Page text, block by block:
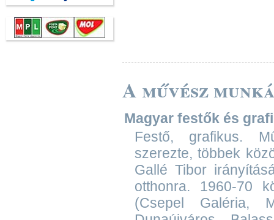
A művész
Magyar festők és
Festő, grafikus.
szerezte, többek
Gallé Tibor
otthonra. 1960-70
(Csepel Galéria,